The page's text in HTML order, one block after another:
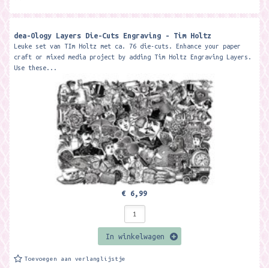
dea-Ology Layers Die-Cuts Engraving - Tim Holtz
Leuke set van TIm Holtz met ca. 76 die-cuts. Enhance your paper
craft or mixed media project by adding Tim Holtz Engraving Layers.
Use these...
€ 6,99
In winkelwagen
Toevoegen aan verlanglijstje